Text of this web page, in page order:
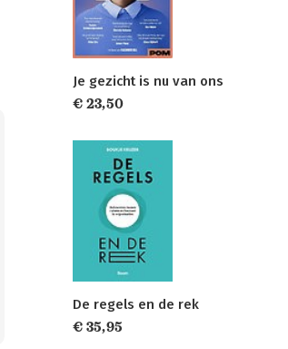
Je gezicht is nu van ons
€ 23,50
De regels en de rek
€ 35,95